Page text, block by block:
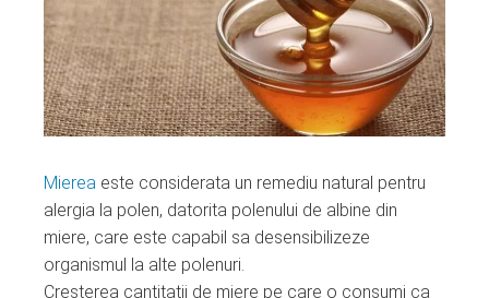
Mierea este considerata un remediu natural pentru
alergia la polen, datorita polenului de albine din
miere, care este capabil sa desensibilizeze
organismul la alte polenuri.
Cresterea cantitatii de miere pe care o consumi ca